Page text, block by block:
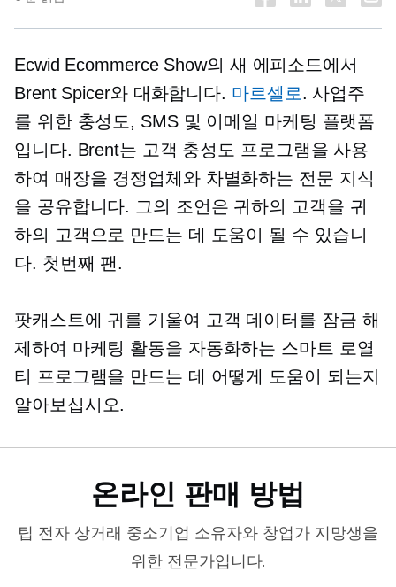
Ecwid Ecommerce Show의 새 에피소드에서
Brent Spicer와 대화합니다. 마르셀로. 사업주
를 위한 충성도, SMS 및 이메일 마케팅 플랫폼
입니다. Brent는 고객 충성도 프로그램을 사용
하여 매장을 경쟁업체와 차별화하는 전문 지식
을 공유합니다. 그의 조언은 귀하의 고객을 귀
하의 고객으로 만드는 데 도움이 될 수 있습니
다. 첫번째 팬.
팟캐스트에 귀를 기울여 고객 데이터를 잠금 해
제하여 마케팅 활동을 자동화하는 스마트 로열
티 프로그램을 만드는 데 어떻게 도움이 되는지
알아보십시오.
온라인 판매 방법
팁 전자 상거래 중소기업 소유자와 창업가 지망생을
위한 전문가입니다.